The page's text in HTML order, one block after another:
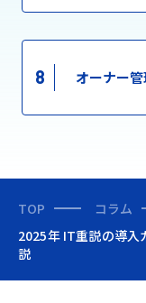
8 オーナー
TOP
コラム
2025年 IT重説の導入
説